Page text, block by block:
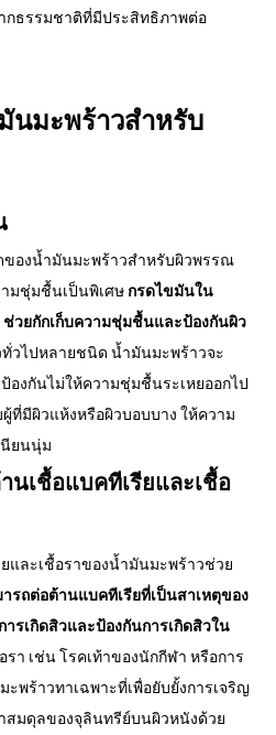
กธรรมชาติที่มีประสิทธิภาพต่อ
นมะพร้าวสำหรับ
องน้ำมันมะพร้าวสำหรับผิวพรรณ
มชุ่มชื้นเป็นพิเศษกรดไขมันใน
ยกักเก็บความชุ่มชื้นและป้องกันผิว
วไปหลายชนิด น้ำมันมะพร้าวจะ
องกันไม่ให้ความชุ่มชื้นระเหยออกไป
ที่มีผิวแห้งหรือผิวบอบบาง ให้ความ
ยนนุ่ม
เชื้อแบคทีเรียและเชื้อ
ละเชื้อราของน้ำมันมะพร้าวช่วย
รถต่อต้านแบคทีเรียที่เป็นสาเหตุของ
รเกิดสิวและป้องกันการเกิดสิวใน
า เช่น โรคเท้าของนักกีฬา หรือการ
พร้าวทาเฉพาะที่เพื่อยับยั้งการเจริญ
สมดุลของจุลินทรีย์บนผิวหนังด้วย